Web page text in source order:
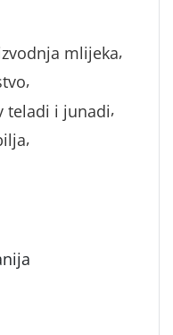
mlijeka,
,
teladi i junadi,
,